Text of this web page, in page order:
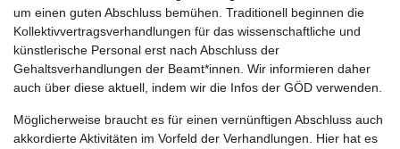
um einen guten Abschluss bemühen. Traditionell beginnen die
Kollektivvertragsverhandlungen für das wissenschaftliche und
künstlerische Personal erst nach Abschluss der
Gehaltsverhandlungen der Beamt*innen. Wir informieren daher
auch über diese aktuell, indem wir die Infos der GÖD verwenden.
Möglicherweise braucht es für einen vernünftigen Abschluss auch
akkordierte Aktivitäten im Vorfeld der Verhandlungen. Hier hat es